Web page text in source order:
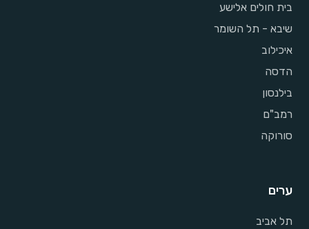
בית חולים אלישע
שיבא - תל השומר
איכילוב
הדסה
בילנסון
רמב"ם
סורוקה
ערים
תל אביב